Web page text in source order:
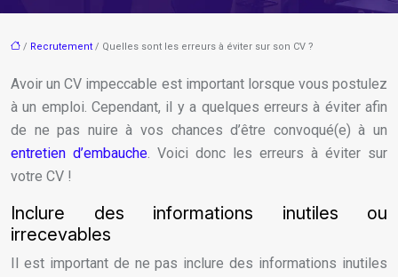
/ Recrutement / Quelles sont les erreurs à éviter sur son CV ?
Avoir un CV impeccable est important lorsque vous postulez
à un emploi. Cependant, il y a quelques erreurs à éviter afin
de ne pas nuire à vos chances d’être convoqué(e) à un
entretien d’embauche. Voici donc les erreurs à éviter sur
votre CV !
Inclure des informations inutiles ou
irrecevables
Il est important de ne pas inclure des informations inutiles